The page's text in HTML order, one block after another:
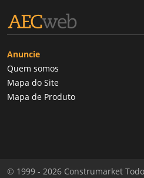
Anuncie
Quem somos
Mapa do Site
Mapa de Produto
© 1999 - 2026 Construmarket